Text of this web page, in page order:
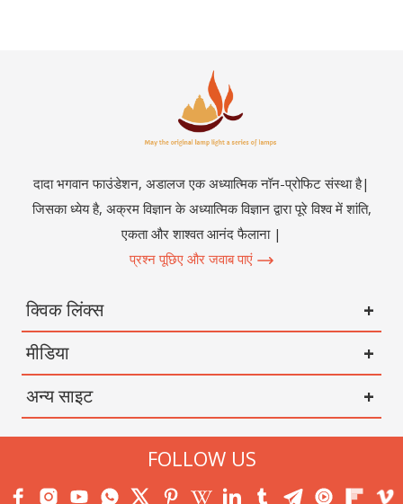
दादा भगवान फाउंडेशन, अडालज एक अध्यात्मिक नॉन-प्रोफिट संस्था है|
जिसका ध्येय है, अक्रम विज्ञान के अध्यात्मिक विज्ञान द्वारा पूरे विश्व में शांति,
एकता और शाश्वत आनंद फैलाना |
प्रश्न पूछिए और जवाब पाएं
क्विक लिंक्स
मीडिया
अन्य साइट
FOLLOW US